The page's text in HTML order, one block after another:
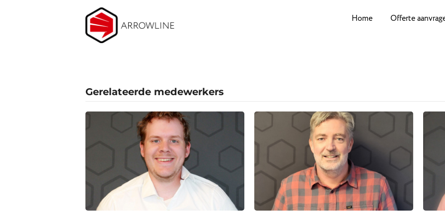
Home Offerte
Gerelateerde medewerkers